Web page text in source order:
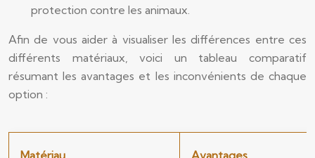
protection contre les animaux.
Afin de vous aider à visualiser les différences entre ces
différents matériaux, voici un tableau comparatif
résumant les avantages et les inconvénients de chaque
option :